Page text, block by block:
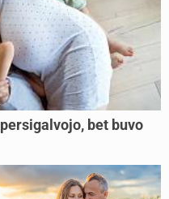
bet buvo